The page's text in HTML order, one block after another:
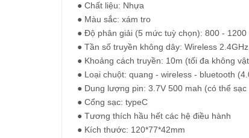
● Chất liệu: Nhựa
● Màu sắc: xám tro
● Độ phân giải (5 mức tuỳ chọn): 800 -
● Tần số truyền không dây: Wireless
● Khoảng cách truyền: 10m (tối đa không
● Loại chuột: quang - wireless - bluetooth
● Dung lượng pin: 3.7V 500 mah (có thể sạc
● Cổng sạc: typeC
● Tương thích hầu hết các hệ điều hành
● Kích thước: 120*77*42mm